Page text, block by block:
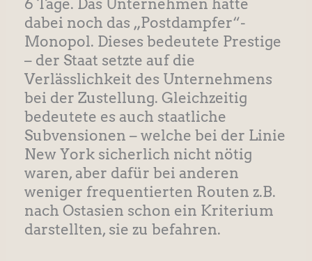
6 Tage. Das Unternehmen hatte
dabei noch das „Postdampfer“-
Monopol. Dieses bedeutete Prestige
– der Staat setzte auf die
Verlässlichkeit des Unternehmens
bei der Zustellung. Gleichzeitig
bedeutete es auch staatliche
Subvensionen – welche bei der Linie
New York sicherlich nicht nötig
waren, aber dafür bei anderen
weniger frequentierten Routen z.B.
nach Ostasien schon ein Kriterium
darstellten, sie zu befahren.